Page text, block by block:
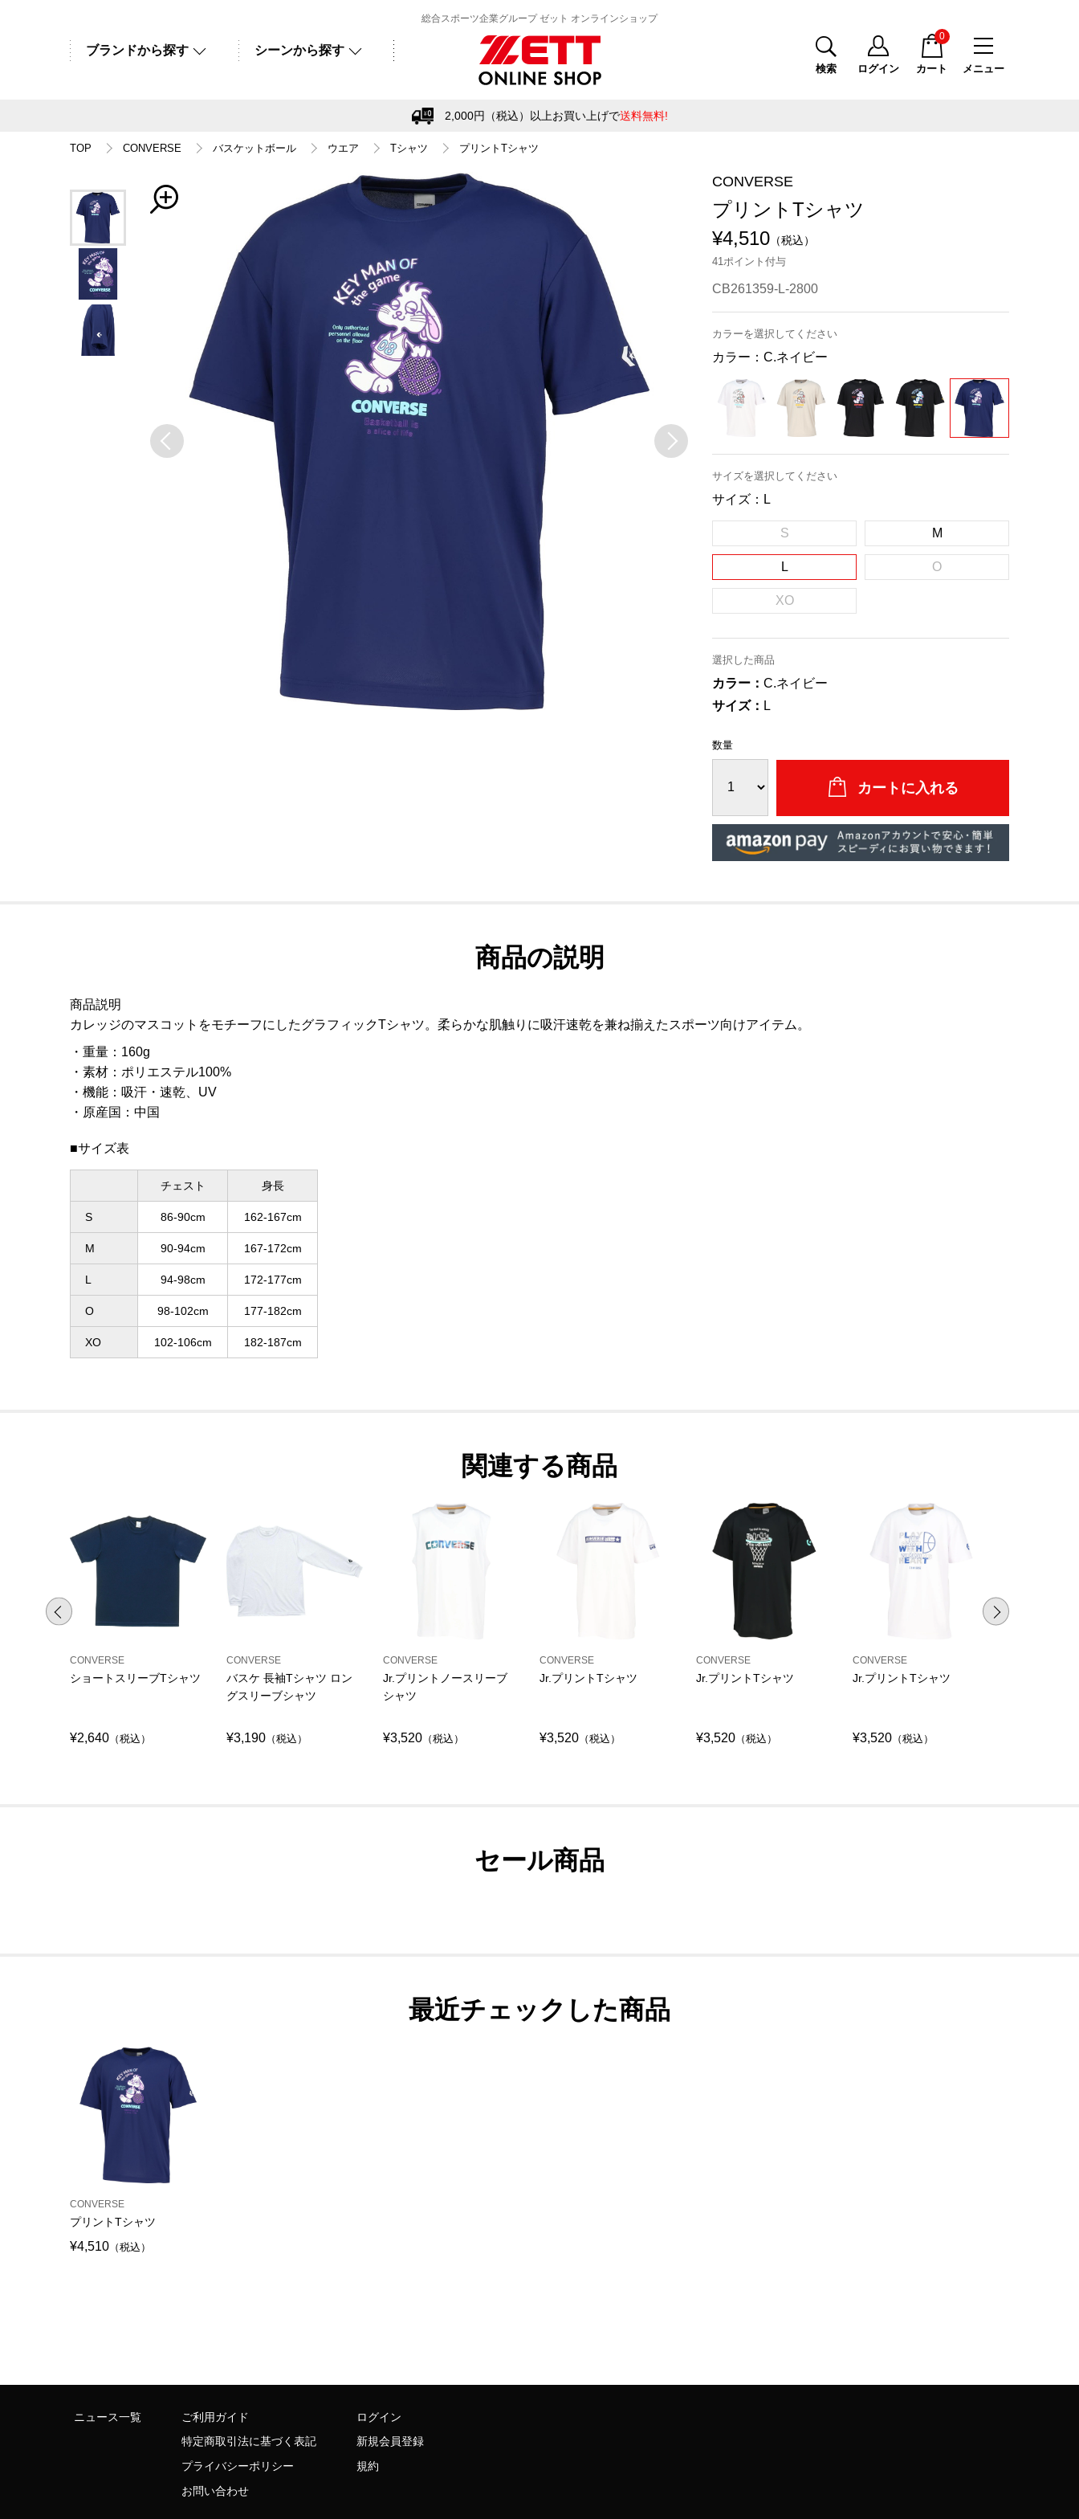
総合スポーツ企業グループ ゼット オンラインショップ
ブランドから探す シーンから探す
メニュー
検索 ログイン カート
0
2,000円（税込）以上お買い上げで送料無料!
TOP CONVERSE バスケットボール ウエア Tシャツ プリントTシャツ
CONVERSE
プリントTシャツ
¥4,510 （税込）
41ポイント付与
CB261359-L-2800
カラーを選択してください
カラー： C.ネイビー
サイズを選択してください
サイズ： L
S M
L O
XO
選択した商品
カラー： C.ネイビー
サイズ： L
数量
商品の説明
商品説明
カレッジのマスコットをモチーフにしたグラフィックTシャツ。柔らかな肌触りに吸汗速乾を兼ね揃えたスポーツ向けアイテム。
重量 ： 160g
素材 ： ポリエステル100%
機能 ： 吸汗・速乾、UV
原産国 ： 中国
■サイズ表
チェスト 身長
S 86-90cm 162-167cm
M 90-94cm 167-172cm
L 94-98cm 172-177cm
O 98-102cm 177-182cm
XO 102-106cm 182-187cm
関連する商品
CONVERSE
ショートスリーブTシャツ
¥2,640 （税込）
CONVERSE
バスケ 長袖Tシャツ ロン
グスリーブシャツ
¥3,190 （税込）
CONVERSE
Jr.プリントノースリーブ
シャツ
¥3,520 （税込）
CONVERSE
Jr.プリントTシャツ
¥3,520 （税込）
CONVERSE
Jr.プリントTシャツ
¥3,520 （税込）
CONVERSE
Jr.プリントTシャツ
¥3,520 （税込）
セール商品
最近チェックした商品
CONVERSE
プリントTシャツ
¥4,510 （税込）
ニュース一覧
ご利用ガイド
特定商取引法に基づく表記
プライバシーポリシー
お問い合わせ
ログイン
新規会員登録
規約